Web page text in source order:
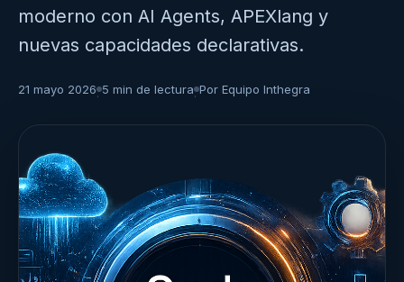
moderno con AI Agents, APEXlang y
nuevas capacidades declarativas.
21 mayo 2026· 5 min de lectura·Por Equipo Inthegra